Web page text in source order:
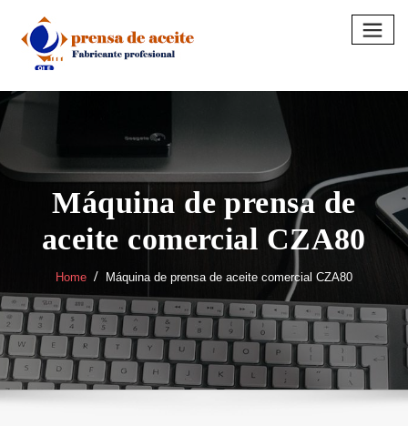
content
Máquina de prensa de
aceite comercial CZA80
Home Máquina de prensa de aceite comercial CZA80